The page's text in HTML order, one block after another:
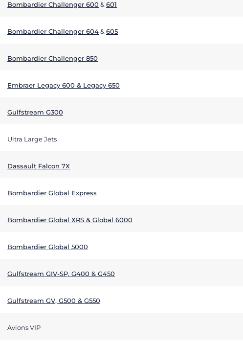
Bombardier Challenger 600 & 601
Bombardier Challenger 604& 605
Bombardier Challenger 850
Embraer Legacy 600 & Legacy 650
Gulfstream G300
Ultra Large Jets
Dassault Falcon 7X
Bombardier Global Express
Bombardier Global XRS & Global 6000
Bombardier Global 5000
Gulfstream GIV-SP, G400 & G450
Gulfstream GV, G500 & G550
Avions VIP